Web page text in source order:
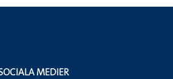
MEDIER